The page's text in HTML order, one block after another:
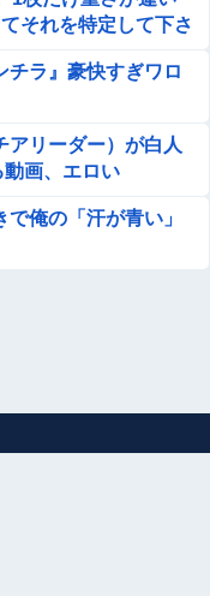
それを特定して下さ
チラ』豪快すぎワロ
アリーダー）が白人
画、エロい
で俺の「汗が青い」